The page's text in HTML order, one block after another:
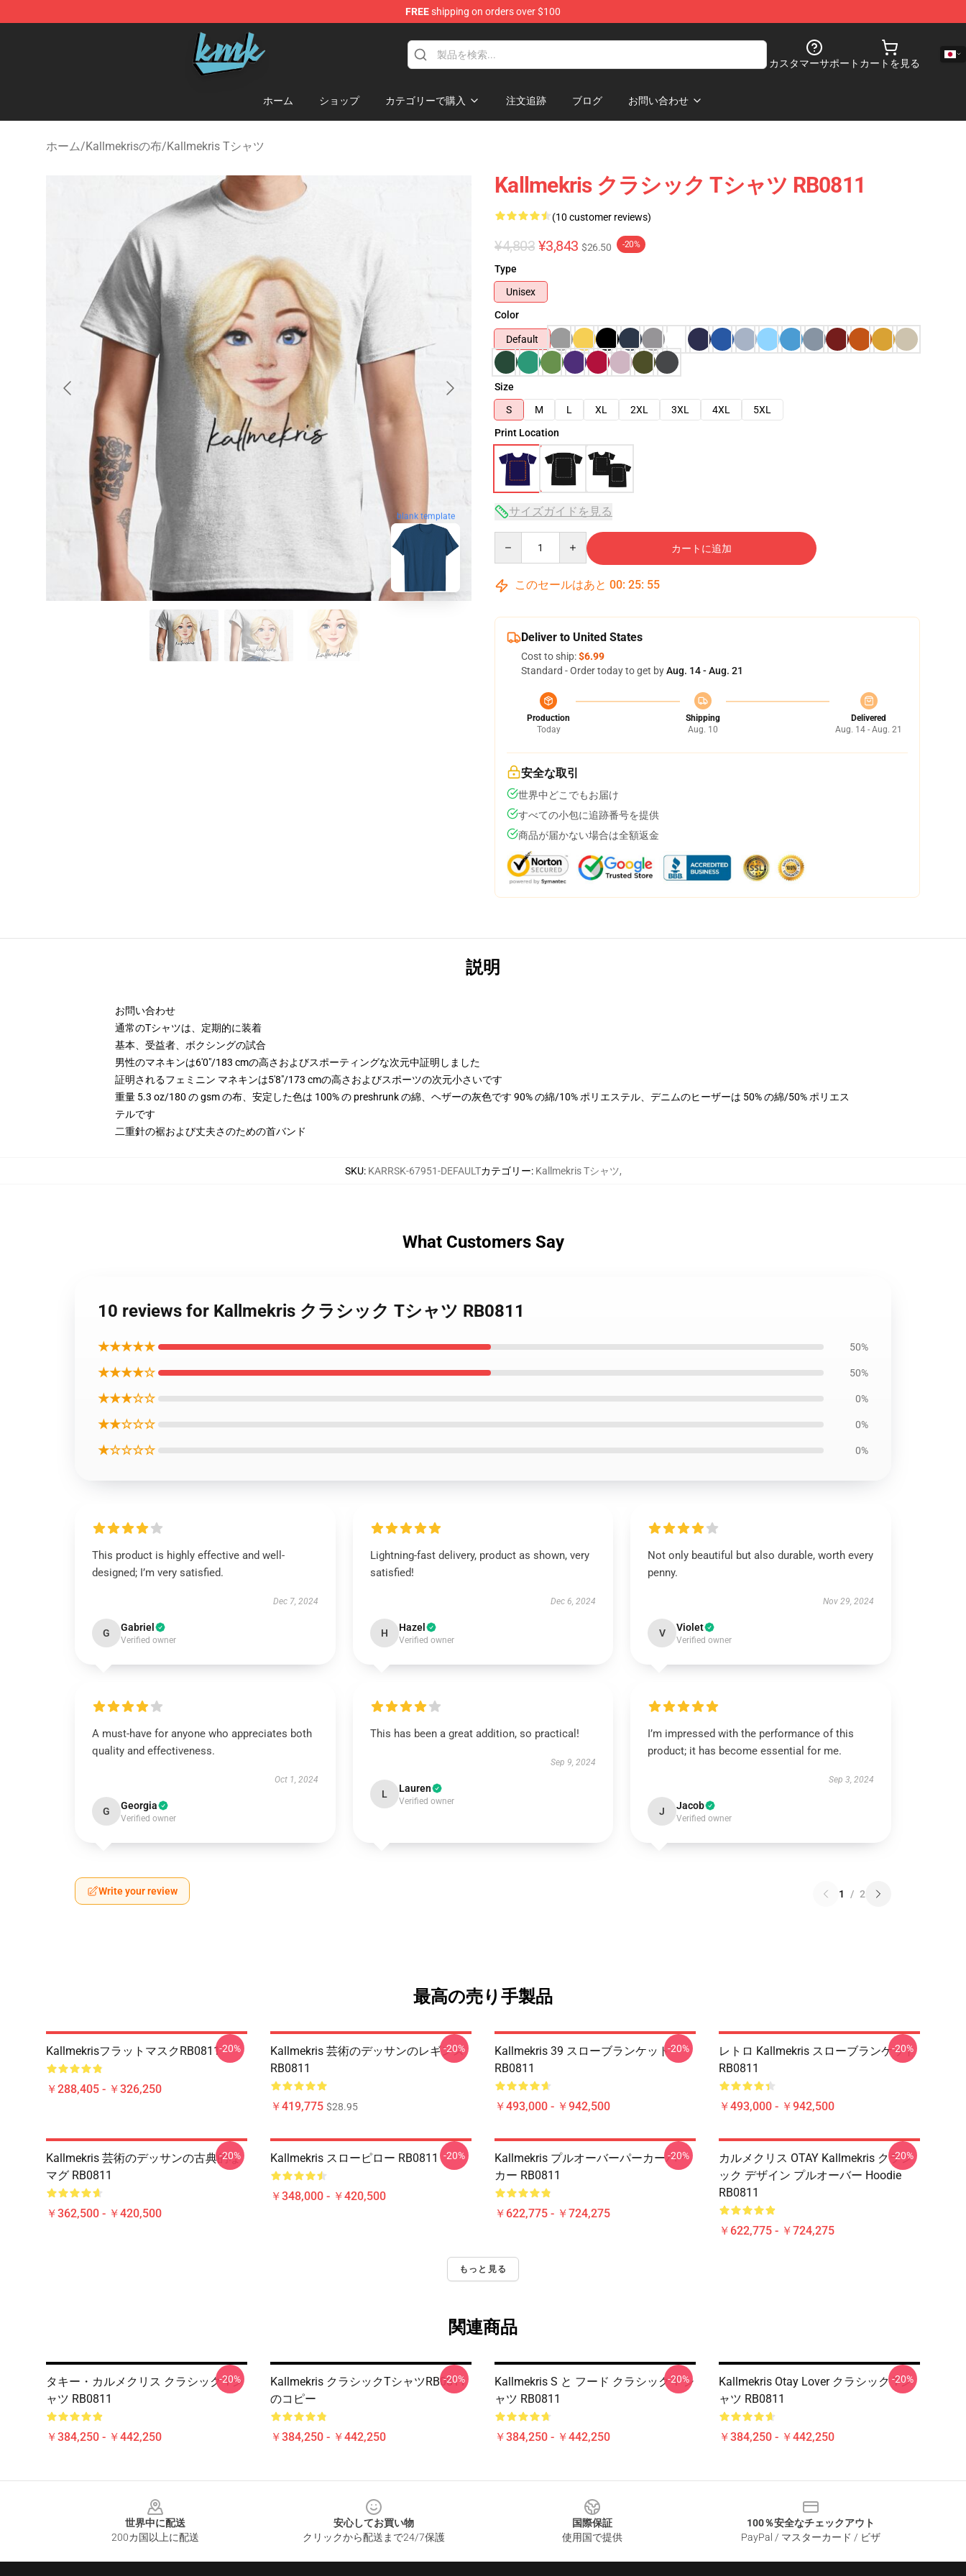
FREEshipping on orders over $100
KallMeKris Store - Official KallMeKris Merchandise Shop
カスタマーサポート カートを見る
ホーム ショップ カテゴリーで購入 注文追跡 ブログ お問い合わせ
ホーム/Kallmekrisの布/Kallmekris Tシャツ
blank template
Kallmekris クラシック Tシャツ RB0811
(10 customer reviews)
¥4,803 ¥3,843 $26.50 -20%
Type
Unisex
Color
Default
Size
S
M L XL 2XL 3XL 4XL
5XL
Print Location
サイズガイドを見る
カートに追加
このセールはあと 00: 25: 53
Deliver to United States
Cost to ship:$6.99
Standard - Order today to get byAug. 14 - Aug. 21
Production
Today
Shipping
Aug. 10
Delivered
Aug. 14 - Aug. 21
安全な取引
世界中どこでもお届け
すべての小包に追跡番号を提供
商品が届かない場合は全額返金
説明
お問い合わせ
通常のTシャツは、定期的に装着
基本、受益者、ボクシングの試合
男性のマネキンは6'0"/183 cmの高さおよびスポーティングな次元中証明しました
証明されるフェミニン マネキンは5'8"/173 cmの高さおよびスポーツの次元小さいです
重量 5.3 oz/180 の gsm の布、安定した色は 100% の preshrunk の綿、ヘザーの灰色です 90% の綿/10% ポリエステル、デニムのヒーザーは 50% の綿/50% ポリエス
テルです
二重針の裾および丈夫さのための首バンド
SKU: KARRSK-67951-DEFAULTカテゴリー: Kallmekris Tシャツ,
What Customers Say
10 reviews for Kallmekris クラシック Tシャツ RB0811
★★★★★ 50%
★★★★☆ 50%
★★★☆☆ 0%
★★☆☆☆ 0%
★☆☆☆☆ 0%
This product is highly effective and well-
designed; I’m very satisfied.
Dec 7, 2024
G Gabriel
Verified owner
Lightning-fast delivery, product as shown, very
satisfied!
Dec 6, 2024
H Hazel
Verified owner
Not only beautiful but also durable, worth every
penny.
Nov 29, 2024
V Violet
Verified owner
A must-have for anyone who appreciates both
quality and effectiveness.
Oct 1, 2024
G Georgia
Verified owner
This has been a great addition, so practical!
Sep 9, 2024
L Lauren
Verified owner
I’m impressed with the performance of this
product; it has become essential for me.
Sep 3, 2024
J Jacob
Verified owner
Write your review 1 / 2
最高の売り手製品
KallmekrisフラットマスクRB0811
￥288,405 - ￥326,250
-20%
Kallmekris 芸術のデッサンのレギンス
RB0811
￥419,775 $28.95
-20%
Kallmekris 39 スローブランケット
RB0811
￥493,000 - ￥942,500
-20%
レトロ Kallmekris スローブランケット
RB0811
￥493,000 - ￥942,500
-20%
Kallmekris 芸術のデッサンの古典的な
マグ RB0811
￥362,500 - ￥420,500
-20% Kallmekris スローピロー RB0811
￥348,000 - ￥420,500
-20%
Kallmekris プルオーバーパーカーパー
カー RB0811
￥622,775 - ￥724,275
-20%
カルメクリス OTAY Kallmekris クラシ
ック デザイン プルオーバー Hoodie
RB0811
￥622,775 - ￥724,275
-20%
もっと見る
関連商品
タキー・カルメクリス クラシック Tシ
ャツ RB0811
￥384,250 - ￥442,250
-20%
Kallmekris クラシックTシャツRB0811
のコピー
￥384,250 - ￥442,250
-20%
Kallmekris S と フード クラシック T シ
ャツ RB0811
￥384,250 - ￥442,250
-20%
Kallmekris Otay Lover クラシック Tシ
ャツ RB0811
￥384,250 - ￥442,250
-20%
世界中に配送
200カ国以上に配送
安心してお買い物
クリックから配送まで24/7保護
国際保証
使用国で提供
100％安全なチェックアウト
PayPal / マスターカード / ビザ